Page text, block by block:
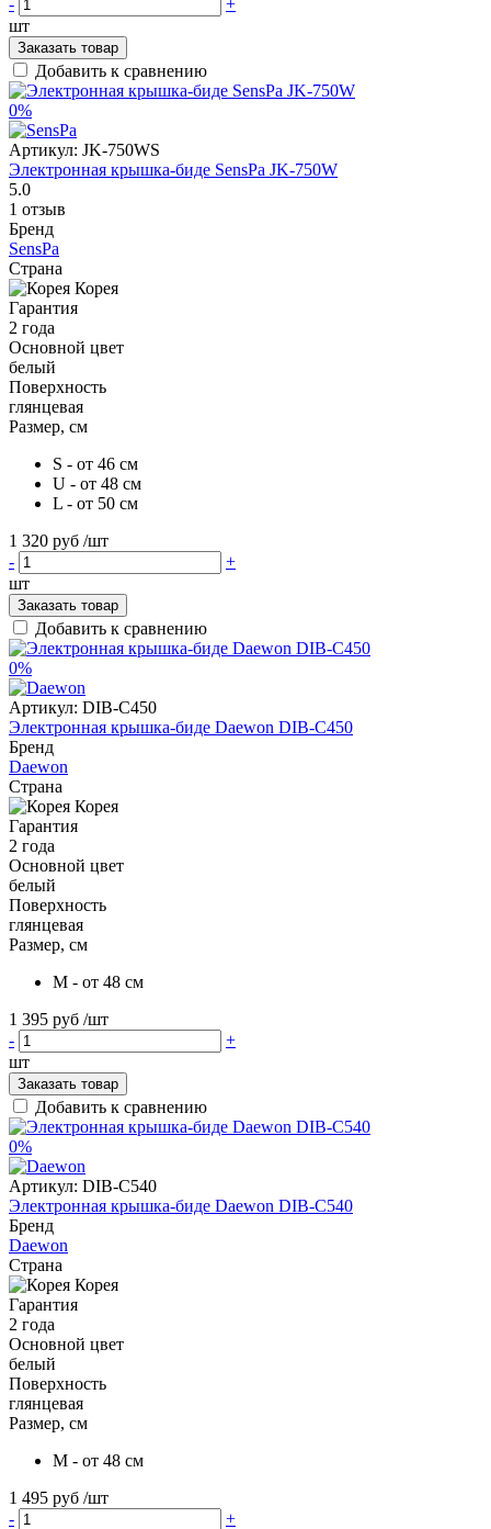
шт
Заказать товар
Добавить к сравнению
0%
Артикул: JK-750WS
Электронная крышка-биде SensPa JK-750W
5.0
1 отзыв
Бренд
SensPa
Страна
Корея
Гарантия
2 года
Основной цвет
белый
Поверхность
глянцевая
Размер, см
S - от 46 см
U - от 48 см
L - от 50 см
1 320 руб /шт
-
+
шт
Заказать товар
Добавить к сравнению
0%
Артикул: DIB-C450
Электронная крышка-биде Daewon DIB-C450
Бренд
Daewon
Страна
Корея
Гарантия
2 года
Основной цвет
белый
Поверхность
глянцевая
Размер, см
M - от 48 см
1 395 руб /шт
-
+
шт
Заказать товар
Добавить к сравнению
0%
Артикул: DIB-C540
Электронная крышка-биде Daewon DIB-C540
Бренд
Daewon
Страна
Корея
Гарантия
2 года
Основной цвет
белый
Поверхность
глянцевая
Размер, см
M - от 48 см
1 495 руб /шт
-
+